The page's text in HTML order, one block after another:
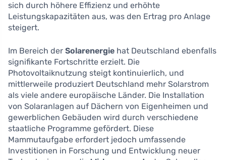
sich durch höhere Effizienz und erhöhte
Leistungskapazitäten aus, was den Ertrag pro Anlage
steigert.
Im Bereich der Solarenergie hat Deutschland ebenfalls
signifikante Fortschritte erzielt. Die
Photovoltaiknutzung steigt kontinuierlich, und
mittlerweile produziert Deutschland mehr Solarstrom
als viele andere europäische Länder. Die Installation
von Solaranlagen auf Dächern von Eigenheimen und
gewerblichen Gebäuden wird durch verschiedene
staatliche Programme gefördert. Diese
Mammutaufgabe erfordert jedoch umfassende
Investitionen in Forschung und Entwicklung neuer